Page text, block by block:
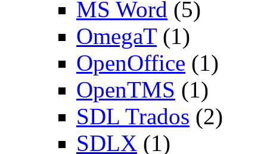
MS Word (5)
OmegaT(1)
OpenOffice (1)
OpenTMS (1)
SDL Trados (2)
SDLX (1)